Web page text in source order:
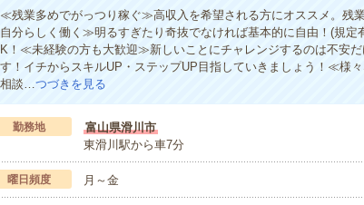
≪残業多めでがっつり稼ぐ≫高収入を希望される方にオススメ。残
自分らしく働く≫明るすぎたり奇抜でなければ基本的に自由！(規定
K！≪未経験の方も大歓迎≫新しいことにチャレンジするのは不安だ
す！イチからスキルUP・ステップUP目指していきましょう！≪様
相談… つづきを見る
勤務地
富山県滑川市
東滑川駅から車7分
曜日頻度 月～金